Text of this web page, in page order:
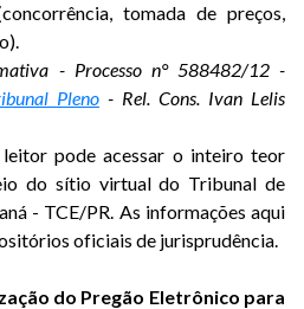
tomada de preços,
- Processo n° 588482/12 -
Pleno - Rel. Cons. Ivan Lelis
pode acessar o inteiro teor
do sítio virtual do Tribunal de
- TCE/PR. As informações aqui
oficiais de jurisprudência.
do Pregão Eletrônico para